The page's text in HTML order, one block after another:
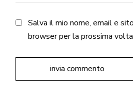
Salva il mio nome, email e
browser per la prossima
invia commento